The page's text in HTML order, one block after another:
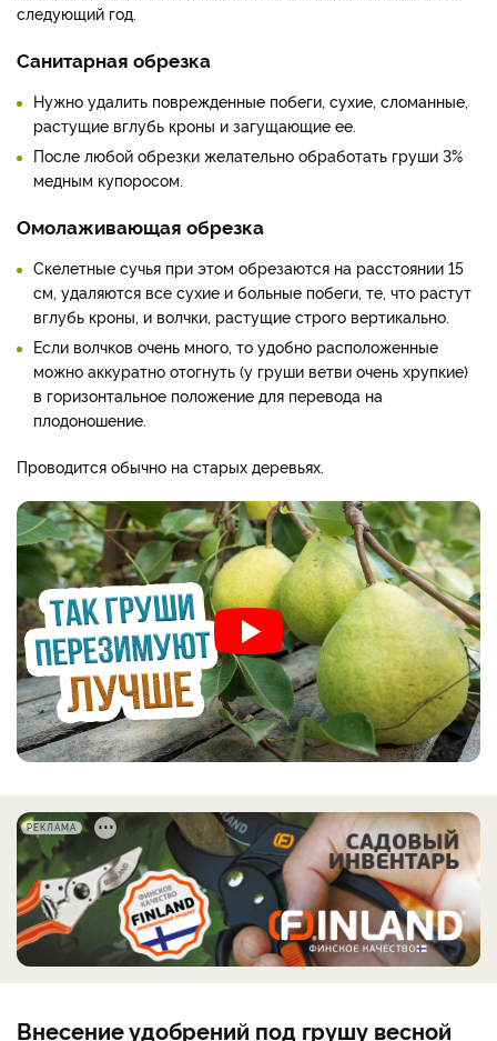
следующий год.
Санитарная обрезка
Нужно удалить поврежденные побеги, сухие, сломанные,
растущие вглубь кроны и загущающие ее.
После любой обрезки желательно обработать груши 3%
медным купоросом.
Омолаживающая обрезка
Скелетные сучья при этом обрезаются на расстоянии 15
см, удаляются все сухие и больные побеги, те, что растут
вглубь кроны, и волчки, растущие строго вертикально.
Если волчков очень много, то удобно расположенные
можно аккуратно отогнуть (у груши ветви очень хрупкие)
в горизонтальное положение для перевода на
плодоношение.
Проводится обычно на старых деревьях.
РЕКЛАМА
Внесение удобрений под грушу весной